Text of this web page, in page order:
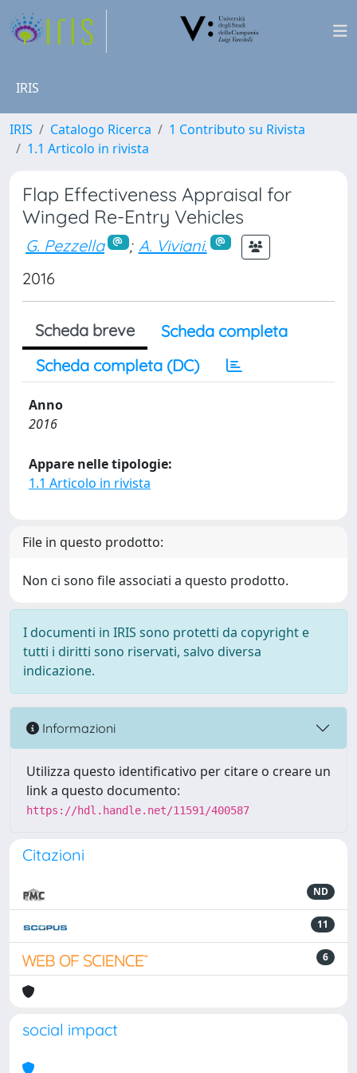
IRIS
IRIS Catalogo Ricerca
1 Contributo su Rivista
1.1 Articolo in rivista
Flap Effectiveness Appraisal for
Winged Re-Entry Vehicles
G. Pezzella ; A. Viviani.
2016
Scheda breve
Scheda completa
Scheda completa (DC)
Anno
2016
Appare nelle tipologie:
1.1 Articolo in rivista
File in questo prodotto:
Non ci sono file associati a questo prodotto.
I documenti in IRIS sono protetti da copyright e
tutti i diritti sono riservati, salvo diversa
indicazione.
Informazioni
Utilizza questo identificativo per citare o creare un
link a questo documento:
https://hdl.handle.net/11591/400587
Citazioni
ND
11
6
social impact